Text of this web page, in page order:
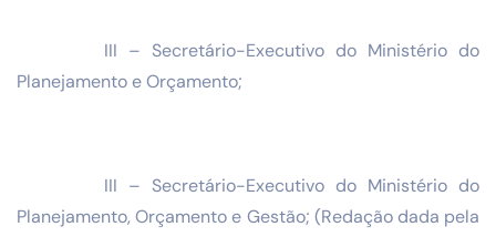
III – Secretário-Executivo do Ministério do
Planejamento e Orçamento;
III – Secretário-Executivo do Ministério do
Planejamento, Orçamento e Gestão; (Redação dada pela